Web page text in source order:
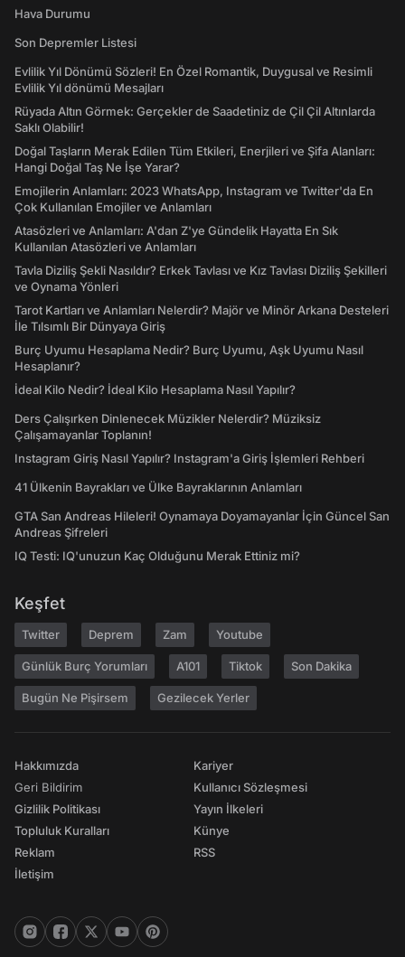
Hava Durumu
Son Depremler Listesi
Evlilik Yıl Dönümü Sözleri! En Özel Romantik, Duygusal ve Resimli
Evlilik Yıl dönümü Mesajları
Rüyada Altın Görmek: Gerçekler de Saadetiniz de Çil Çil Altınlarda
Saklı Olabilir!
Doğal Taşların Merak Edilen Tüm Etkileri, Enerjileri ve Şifa Alanları:
Hangi Doğal Taş Ne İşe Yarar?
Emojilerin Anlamları: 2023 WhatsApp, Instagram ve Twitter'da En
Çok Kullanılan Emojiler ve Anlamları
Atasözleri ve Anlamları: A'dan Z'ye Gündelik Hayatta En Sık
Kullanılan Atasözleri ve Anlamları
Tavla Diziliş Şekli Nasıldır? Erkek Tavlası ve Kız Tavlası Diziliş Şekilleri
ve Oynama Yönleri
Tarot Kartları ve Anlamları Nelerdir? Majör ve Minör Arkana Desteleri
İle Tılsımlı Bir Dünyaya Giriş
Burç Uyumu Hesaplama Nedir? Burç Uyumu, Aşk Uyumu Nasıl
Hesaplanır?
İdeal Kilo Nedir? İdeal Kilo Hesaplama Nasıl Yapılır?
Ders Çalışırken Dinlenecek Müzikler Nelerdir? Müziksiz
Çalışamayanlar Toplanın!
Instagram Giriş Nasıl Yapılır? Instagram'a Giriş İşlemleri Rehberi
41 Ülkenin Bayrakları ve Ülke Bayraklarının Anlamları
GTA San Andreas Hileleri! Oynamaya Doyamayanlar İçin Güncel San
Andreas Şifreleri
IQ Testi: IQ'unuzun Kaç Olduğunu Merak Ettiniz mi?
Keşfet
Twitter Deprem Zam Youtube
Günlük Burç Yorumları A101 Tiktok Son Dakika
Bugün Ne Pişirsem Gezilecek Yerler
Hakkımızda
Geri Bildirim
Gizlilik Politikası
Topluluk Kuralları
Reklam
İletişim
Kariyer
Kullanıcı Sözleşmesi
Yayın İlkeleri
Künye
RSS